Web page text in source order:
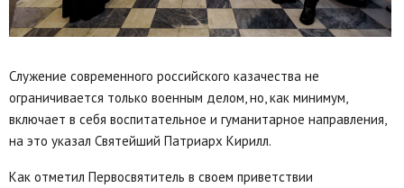
Служение современного российского казачества не
ограничивается только военным делом, но, как минимум,
включает в себя воспитательное и гуманитарное направления,
на это указал Святейший Патриарх Кирилл.
Как отметил Первосвятитель в своем приветствии